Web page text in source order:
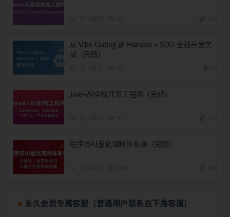
从 Vibe Coding 到 Harness × SDD 全栈开发实
战（完结）
Java+AI全栈开发工程师（完结）
程序员AI量化理财体系课（完结）
永久会员专属客服（普通用户联系右下角客服）